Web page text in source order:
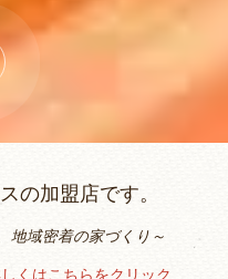
の加盟店です。
地域密着の家づくり～
くはこちらをクリック